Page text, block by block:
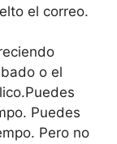
el correo.
o el
Puedes
Pero no